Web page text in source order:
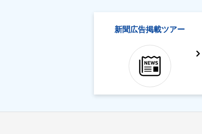
新聞広告掲載ツアー